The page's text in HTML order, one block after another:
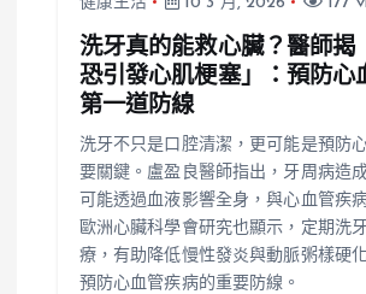
洗牙真的能救心臟？醫師揭
恐引發心肌梗塞」：預防心
第一道防線
洗牙不只是口腔清潔，更可能是預防
要關鍵。盧盈良醫師指出，牙周病造
可能透過血液影響全身，與心血管疾
歐洲心臟科學會研究也顯示，定期洗
療，有助降低慢性發炎與動脈粥樣硬
預防心血管疾病的重要防線。